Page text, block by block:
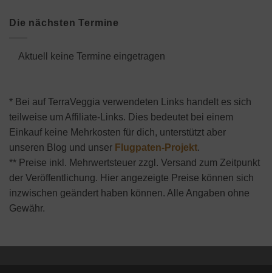
Die nächsten Termine
Aktuell keine Termine eingetragen
* Bei auf TerraVeggia verwendeten Links handelt es sich
teilweise um Affiliate-Links. Dies bedeutet bei einem
Einkauf keine Mehrkosten für dich, unterstützt aber
unseren Blog und unser Flugpaten-Projekt.
** Preise inkl. Mehrwertsteuer zzgl. Versand zum Zeitpunkt
der Veröffentlichung. Hier angezeigte Preise können sich
inzwischen geändert haben können. Alle Angaben ohne
Gewähr.